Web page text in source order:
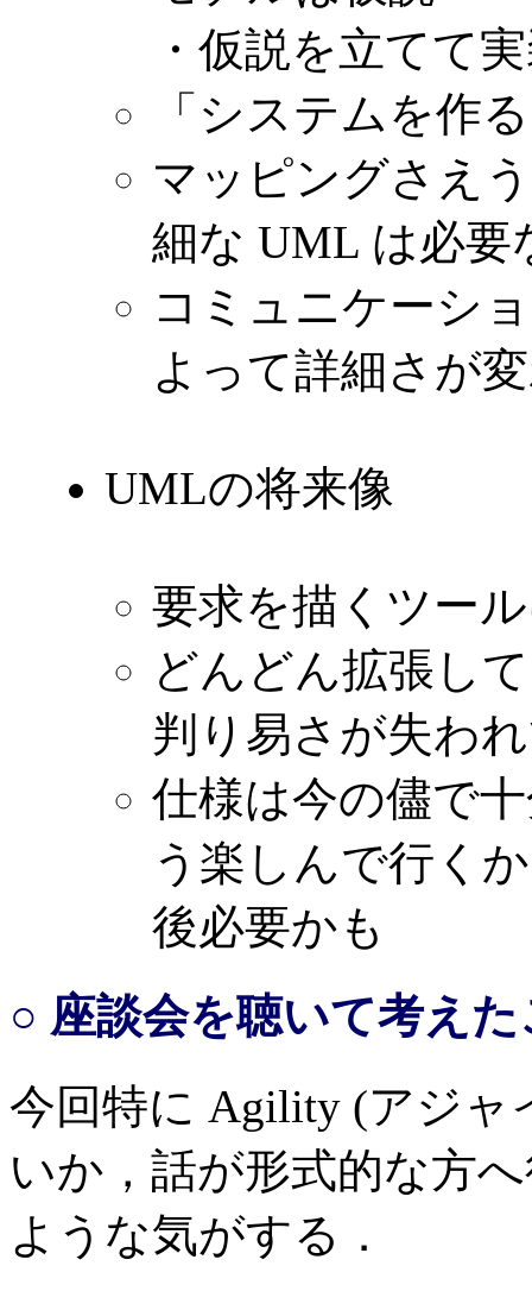
・仮説を立てて
「システムを作
マッピングさえ
細な UML は必要
コミュニケーシ
よって詳細さが
UMLの将来像
要求を描くツー
どんどん拡張し
判り易さが失わ
仕様は今の儘で
う楽しんで行く
後必要かも
○ 座談会を聴いて考え
今回特に Agility (アジャ
いか，話が形式的な方
ような気がする．